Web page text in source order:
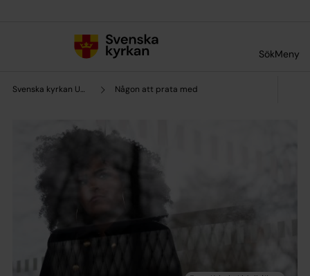
SökMeny
Svenska kyrkan Uppsala stift Någon att prata med